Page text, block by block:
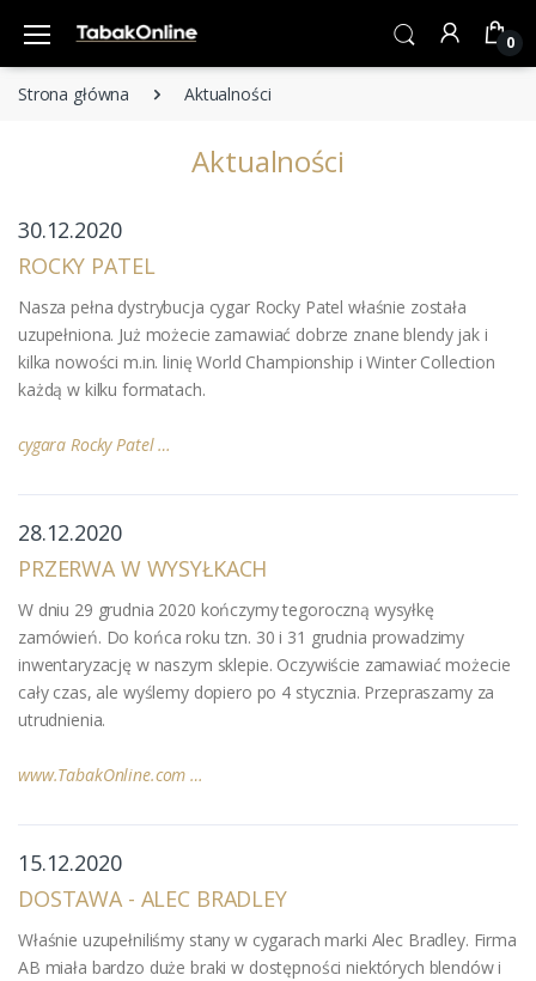
0
Strona główna Aktualności
Aktualności
30.12.2020
ROCKY PATEL
Nasza pełna dystrybucja cygar Rocky Patel właśnie została
uzupełniona. Już możecie zamawiać dobrze znane blendy jak i
kilka nowości m.in. linię World Championship i Winter Collection
każdą w kilku formatach.
cygara Rocky Patel …
28.12.2020
PRZERWA W WYSYŁKACH
W dniu 29 grudnia 2020 kończymy tegoroczną wysyłkę
zamówień. Do końca roku tzn. 30 i 31 grudnia prowadzimy
inwentaryzację w naszym sklepie. Oczywiście zamawiać możecie
cały czas, ale wyślemy dopiero po 4 stycznia. Przepraszamy za
utrudnienia.
www.TabakOnline.com …
15.12.2020
DOSTAWA - ALEC BRADLEY
Właśnie uzupełniliśmy stany w cygarach marki Alec Bradley. Firma
AB miała bardzo duże braki w dostępności niektórych blendów i